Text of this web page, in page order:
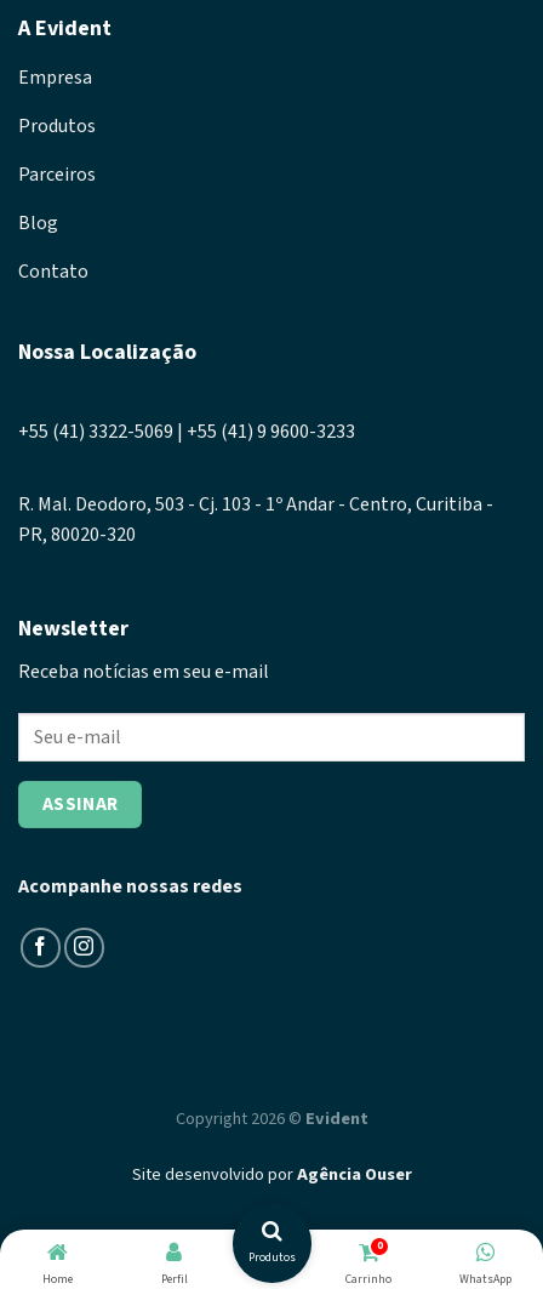
A Evident
Empresa
Produtos
Parceiros
Blog
Contato
Nossa Localização
+55 (41) 3322-5069 | +55 (41) 9 9600-3233
R. Mal. Deodoro, 503 - Cj. 103 - 1º Andar - Centro, Curitiba -
PR, 80020-320
Newsletter
Receba notícias em seu e-mail
Acompanhe nossas redes
Copyright 2026 © Evident
Site desenvolvido porAgência Ouser
Home Perfil
Produtos
0
Carrinho WhatsApp